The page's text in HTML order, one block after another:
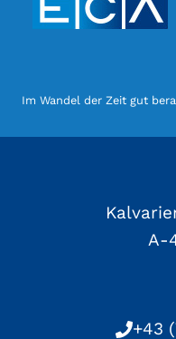
Im Wandel der Zeit gut
A-
+43